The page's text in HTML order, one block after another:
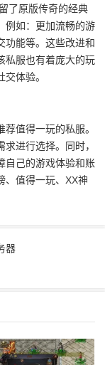
了原版传奇的经典
例如：更加流畅的游
功能等。这些改进和
私服也有着庞大的玩
体验。
值得一玩的私服。
进行选择。同时，
自己的游戏体验和账
、值得一玩、XX神
器